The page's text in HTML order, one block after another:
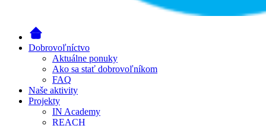
Dobrovoľníctvo
Aktuálne ponuky
Ako sa stať dobrovoľníkom
FAQ
Naše aktivity
Projekty
IN Academy
REACH